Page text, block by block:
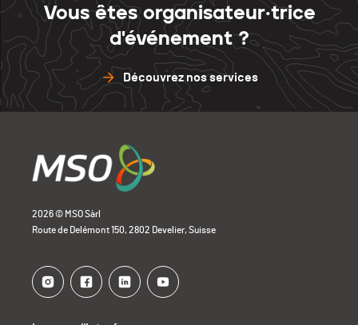
Vous êtes organisateur·trice
d'événement ?
Découvrez nos services
2026 © MSO Sàrl
Route de Delémont 150, 2802 Develier, Suisse